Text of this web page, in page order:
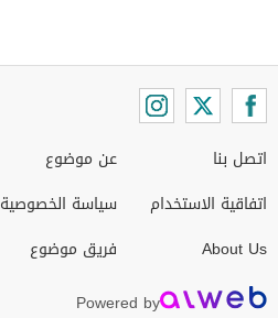
اتصل بنا
اتفاقية الاستخدام
About Us
عن موضوع
سياسة الخصوصية
فريق موضوع
Powered by